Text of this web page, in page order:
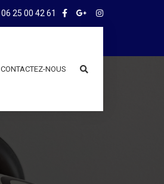
06 25 00 42 61
CONTACTEZ-NOUS